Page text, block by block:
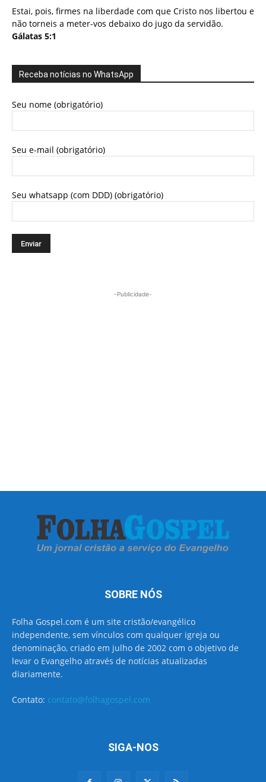
Estai, pois, firmes na liberdade com que Cristo nos libertou e
não torneis a meter-vos debaixo do jugo da servidão.
Gálatas 5:1
Receba notícias no WhatsApp
Seu nome (obrigatório)
Seu e-mail (obrigatório)
Seu whatsapp (com DDD) (obrigatório)
-Publicidade-
SOBRE NÓS
Folha Gospel.com é um site cristão/evangélico
independente, sem vínculos com qualquer igreja ou
denominação, criado em julho de 2002 com o objetivo de
levar o Evangelho através de notícias atualizadas
diariamente.
Contato: contato@folhagospel.com
SIGA-NOS